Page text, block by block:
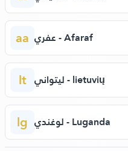
aa عفري - Afaraf
lt ليتواني - lietuvių
lg لوغندي - Luganda